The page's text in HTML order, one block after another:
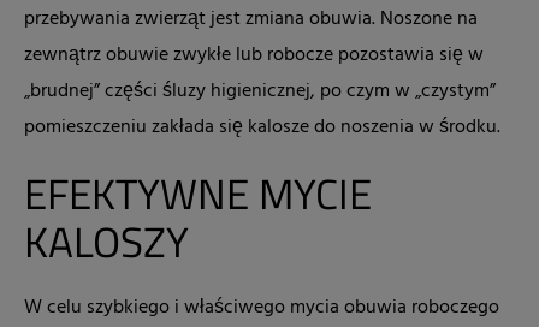
przebywania zwierząt jest zmiana obuwia. Noszone na
zewnątrz obuwie zwykłe lub robocze pozostawia się w
„brudnej” części śluzy higienicznej, po czym w „czystym”
pomieszczeniu zakłada się kalosze do noszenia w środku.
EFEKTYWNE MYCIE
KALOSZY
W celu szybkiego i właściwego mycia obuwia roboczego